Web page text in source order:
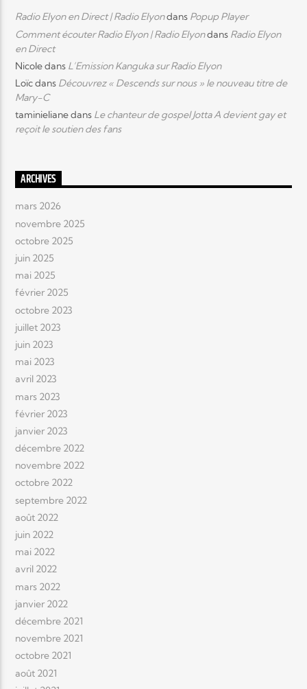
Radio Elyon en Direct | Radio Elyondans Popup Player
Comment écouter Radio Elyon | Radio Elyondans Radio Elyon
en Direct
Nicoledans L’Emission Kanguka sur Radio Elyon
Loïcdans Découvrez « Descends sur nous » le nouveau titre de
Mary-C
taminielianedans Le chanteur de gospel Jotta A devient gay et
reçoit le soutien des fans
ARCHIVES
mars 2026
novembre 2025
octobre 2025
juin 2025
mai 2025
février 2025
octobre 2023
juillet 2023
juin 2023
mai 2023
avril 2023
mars 2023
février 2023
janvier 2023
décembre 2022
novembre 2022
octobre 2022
septembre 2022
août 2022
juin 2022
mai 2022
avril 2022
mars 2022
janvier 2022
décembre 2021
novembre 2021
octobre 2021
août 2021